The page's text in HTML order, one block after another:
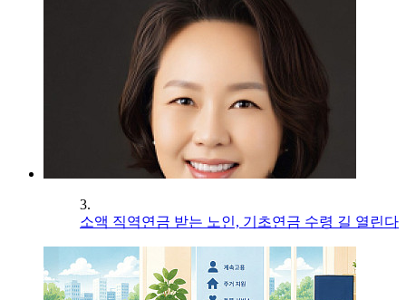
3.
소액 직역연금 받는 노인, 기초연금 수령 길 열린다